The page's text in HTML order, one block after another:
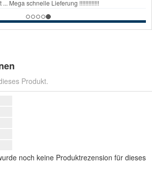
Produkt.
noch keine Produktrezension für dieses